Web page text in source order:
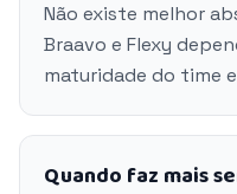
Não existe melhor
Braavo e Flexy
maturidade do time
Quando faz mais